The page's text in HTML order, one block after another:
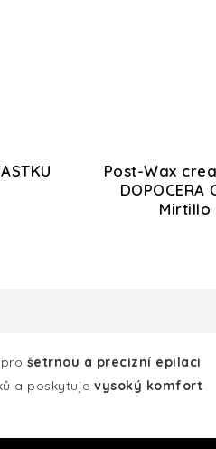
Post-Wax
Mirtillo
šetrnou a precizní epilaci
a poskytuje vysoký komfort